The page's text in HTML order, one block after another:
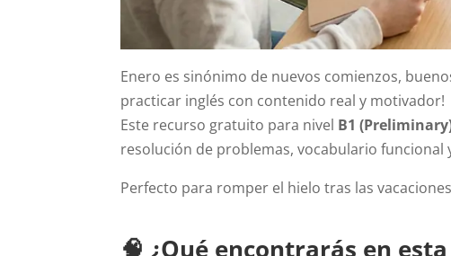
Enero es sinónimo de nuevos comienzos,
practicar inglés con contenido real y motivador!
Este recurso gratuito para nivel B1
resolución de problemas, vocabulario funcional
Perfecto para romper el hielo tras las
🧠 ¿Qué encontrarás en